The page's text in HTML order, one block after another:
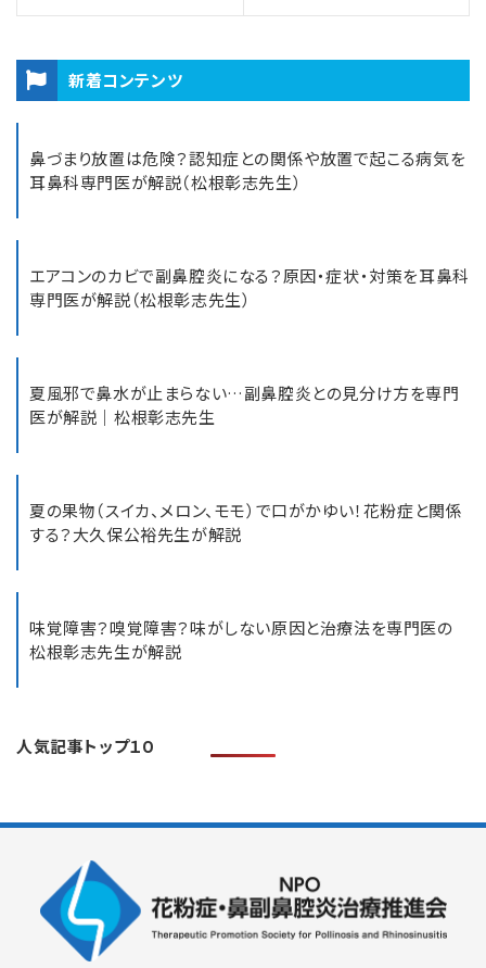
新着コンテンツ
鼻づまり放置は危険？認知症との関係や放置で起こる病気を
耳鼻科専門医が解説（松根彰志先生）
エアコンのカビで副鼻腔炎になる？原因・症状・対策を耳鼻科
専門医が解説（松根彰志先生）
夏風邪で鼻水が止まらない…副鼻腔炎との見分け方を専門
医が解説｜松根彰志先生
夏の果物（スイカ、メロン、モモ）で口がかゆい！花粉症と関係
する？大久保公裕先生が解説
味覚障害？嗅覚障害？味がしない原因と治療法を専門医の
松根彰志先生が解説
人気記事トップ１０